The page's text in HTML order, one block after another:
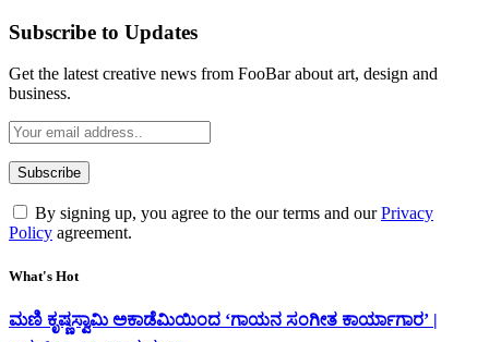
Subscribe to Updates
Get the latest creative news from FooBar about art, design and
business.
By signing up, you agree to the our terms and ourPrivacy
Policy agreement.
What's Hot
ಮಣಿ ಕೃಷ್ಣಸ್ವಾಮಿ ಅಕಾಡೆಮಿಯಿಂದ ‘ಗಾಯನ ಸಂಗೀತ ಕಾರ್ಯಾಗಾರ’ |